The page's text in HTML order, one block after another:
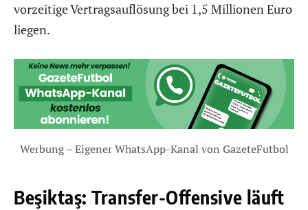
vorzeitige Vertragsauflösung bei 1,5 Millionen Euro
liegen.
Werbung – Eigener WhatsApp-Kanal von GazeteFutbol
Beşiktaş: Transfer-Offensive läuft